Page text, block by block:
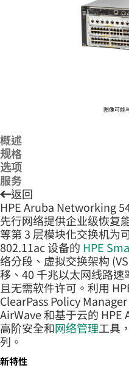
图像可能
概述
规格
选项
服务
返回
HPE Aruba Networking
先行网络提供企业级恢复
等第 3 层模块化交换机为
802.11ac 设备的 HPE
络分段、虚拟交换架构
移、40 千兆以太网线路
且无需软件许可。利用
ClearPass Policy
AirWave 和基于云的
高阶安全和网络管理工具
列。
新特性